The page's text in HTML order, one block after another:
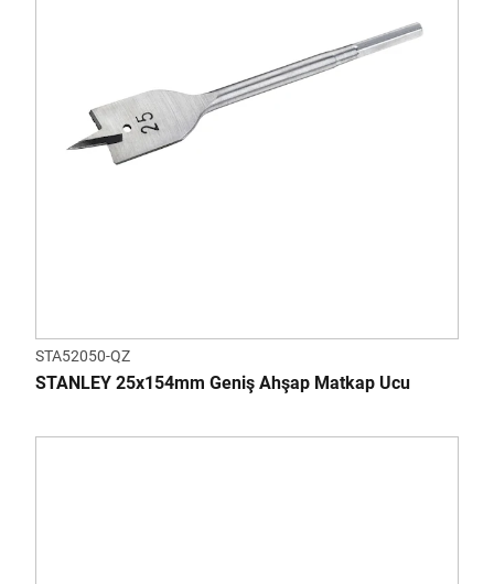
STA52050-QZ
STANLEY 25x154mm Geniş Ahşap Matkap Ucu